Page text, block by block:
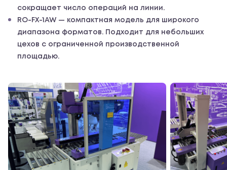
сокращает число операций на линии.
RO-FX-1AW — компактная модель для широкого
диапазона форматов. Подходит для небольших
цехов с ограниченной производственной
площадью.